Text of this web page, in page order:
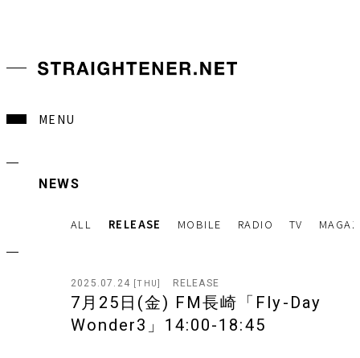
MENU
NEWS
ALL RELEASE MOBILE RADIO TV
2025.07.24 [THU] RELEASE
7月25日(金) FM長崎「Fly-Day
Wonder3」14:00-18:45